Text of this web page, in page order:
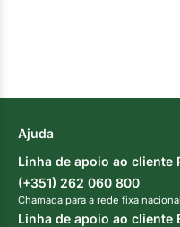
Ajuda
Linha de apoio ao cliente
(+351) 262 060 800
Chamada para a rede fixa nacional
Linha de apoio ao cliente